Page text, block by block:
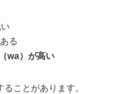
る
wa）が高い
ことがあります。